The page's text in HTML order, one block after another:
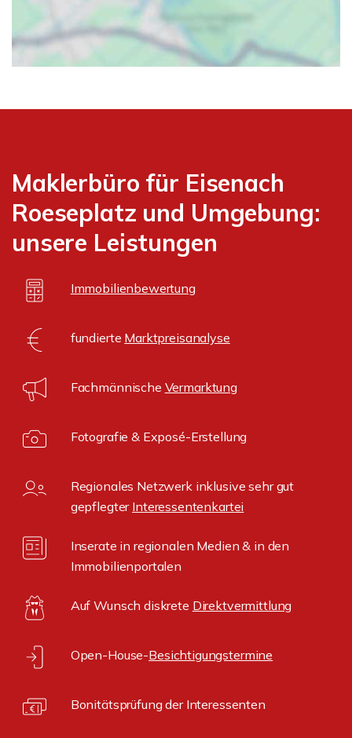
Maklerbüro für Eisenach
Roeseplatz und Umgebung:
unsere Leistungen
Immobilienbewertung
fundierte Marktpreisanalyse
Fachmännische Vermarktung
Fotografie & Exposé-Erstellung
Regionales Netzwerk inklusive sehr gut
gepflegter Interessentenkartei
Inserate in regionalen Medien & in den
Immobilienportalen
Auf Wunsch diskrete Direktvermittlung
Open-House-Besichtigungstermine
Bonitätsprüfung der Interessenten